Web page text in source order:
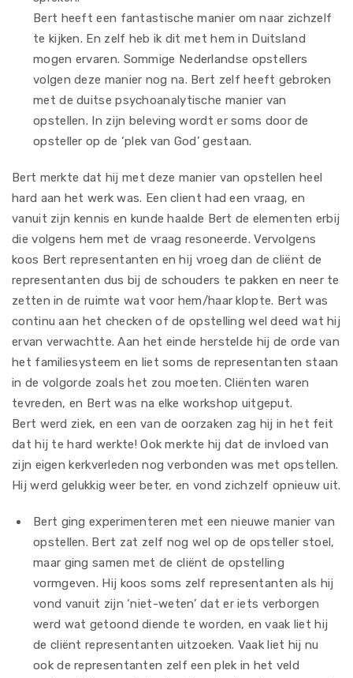
Bert heeft een fantastische manier om naar zichzelf
te kijken. En zelf heb ik dit met hem in Duitsland
mogen ervaren. Sommige Nederlandse opstellers
volgen deze manier nog na. Bert zelf heeft gebroken
met de duitse psychoanalytische manier van
opstellen. In zijn beleving wordt er soms door de
opsteller op de ‘plek van God’ gestaan.
Bert merkte dat hij met deze manier van opstellen heel
hard aan het werk was. Een client had een vraag, en
vanuit zijn kennis en kunde haalde Bert de elementen erbij
die volgens hem met de vraag resoneerde. Vervolgens
koos Bert representanten en hij vroeg dan de cliënt de
representanten dus bij de schouders te pakken en neer te
zetten in de ruimte wat voor hem/haar klopte. Bert was
continu aan het checken of de opstelling wel deed wat hij
ervan verwachtte. Aan het einde herstelde hij de orde van
het familiesysteem en liet soms de representanten staan
in de volgorde zoals het zou moeten. Cliënten waren
tevreden, en Bert was na elke workshop uitgeput.
Bert werd ziek, en een van de oorzaken zag hij in het feit
dat hij te hard werkte! Ook merkte hij dat de invloed van
zijn eigen kerkverleden nog verbonden was met opstellen.
Hij werd gelukkig weer beter, en vond zichzelf opnieuw uit.
Bert ging experimenteren met een nieuwe manier van
opstellen. Bert zat zelf nog wel op de opsteller stoel,
maar ging samen met de cliënt de opstelling
vormgeven. Hij koos soms zelf representanten als hij
vond vanuit zijn ‘niet-weten’ dat er iets verborgen
werd wat getoond diende te worden, en vaak liet hij
de cliënt representanten uitzoeken. Vaak liet hij nu
ook de representanten zelf een plek in het veld